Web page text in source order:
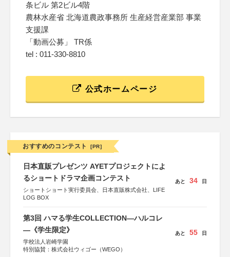
条ビル 第2ビル4階
農林水産省 北海道農政事務所 生産経営産業部 事業
支援課
「動画公募」 TR係
tel : 011-330-8810
公式ホームページ
おすすめのコンテスト [PR]
日本直販プレゼンツ AYETプロジェクトによ
るショートドラマ企画コンテスト
ショートショート実行委員会、日本直販株式会社、LIFE
LOG BOX
あと 34 日
第3回 ハマる学生COLLECTION―ハルコレ
―《学生限定》
学校法人岩崎学園
特別協賛：株式会社ウィゴー（WEGO）
あと 55 日